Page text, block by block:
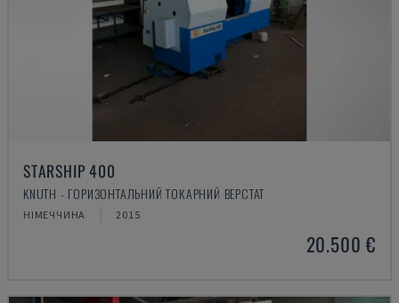
STARSHIP 400
KNUTH - ГОРИЗОНТАЛЬНИЙ ТОКАРНИЙ ВЕРСТАТ
НІМЕЧЧИНА 2015
20.500 €